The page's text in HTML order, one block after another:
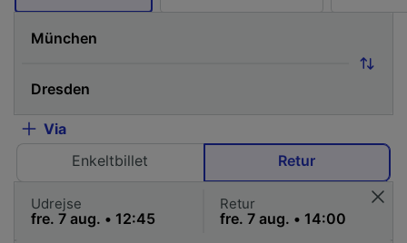
Via
Enkeltbillet
Retur
Udrejse Retur